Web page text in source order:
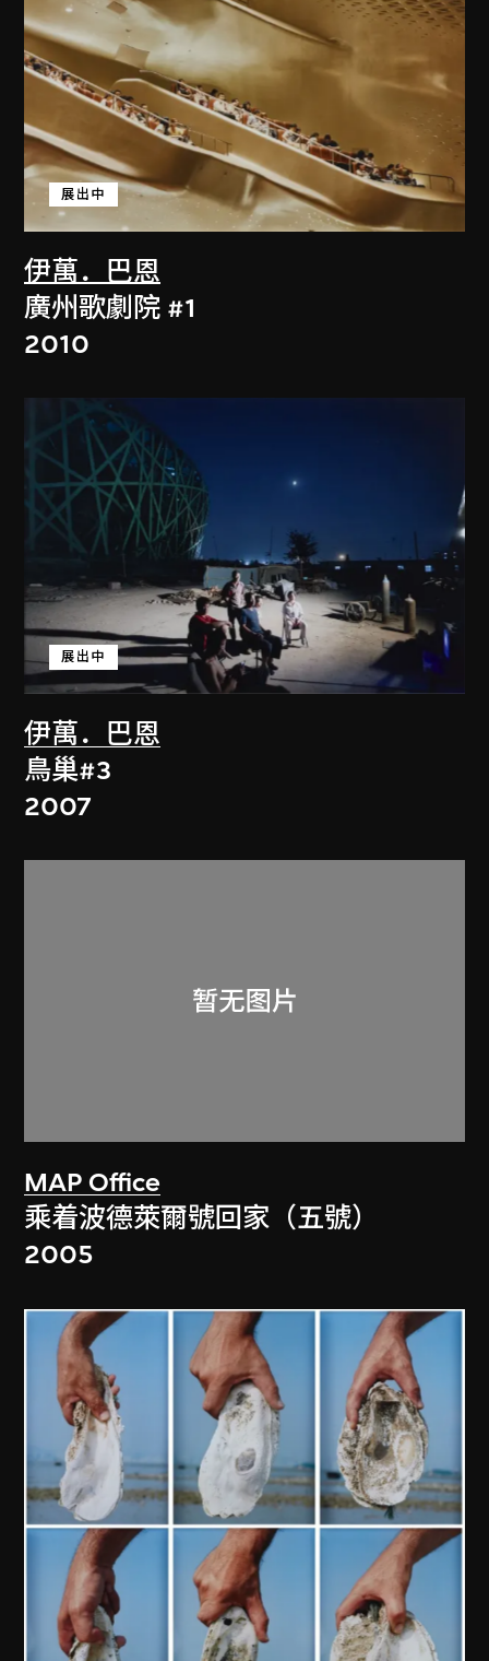
伊萬．巴恩
展出中
廣州歌劇院 #1
2010
伊萬．巴恩
展出中
鳥巢#3
2007
MAP Office
乘着波德萊爾號回家（五號）
2005